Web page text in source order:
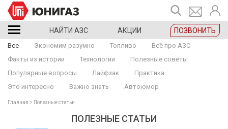
НАЙТИ АЗС АКЦИИ ПОЗВОНИТЬ
Все Экономим разумно Топливо
Всё про АЗС
Факты из истории
Технологии
Полезные советы
Популярные вопросы
Лайфхак
Практика
Это интересно
Важно знать Автоюмор
Главная Полезные статьи
ПОЛЕЗНЫЕ СТАТЬИ